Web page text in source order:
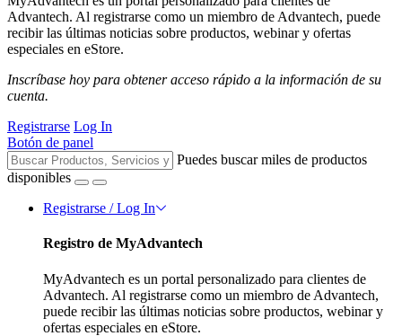
Advantech. Al registrarse como un miembro de Advantech, puede
recibir las últimas noticias sobre productos, webinar y ofertas
especiales en eStore.
Inscríbase hoy para obtener acceso rápido a la información de su
cuenta.
Registrarse Log In
Botón de panel
Puedes buscar miles de productos
disponibles
Registrarse / Log In
Registro de MyAdvantech
MyAdvantech es un portal personalizado para clientes de
Advantech. Al registrarse como un miembro de Advantech,
puede recibir las últimas noticias sobre productos, webinar y
ofertas especiales en eStore.